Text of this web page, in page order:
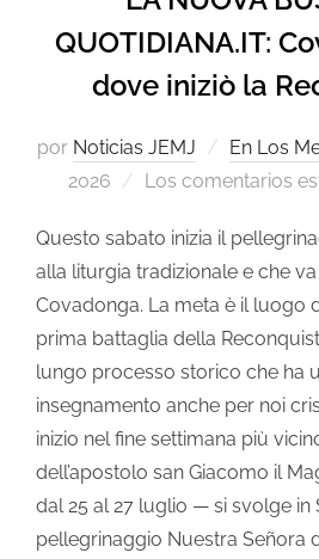
QUOTIDIANA.IT:
dove iniziò la
por Noticias JEMJ En Los
2026
Los comentarios
Questo sabato inizia il
alla liturgia tradizionale e che
Covadonga. La meta è il luogo
prima battaglia della
lungo processo storico che ha
insegnamento anche per noi
inizio nel fine settimana più
dell’apostolo san Giacomo il
dal 25 al 27 luglio — si svolge in
pellegrinaggio Nuestra Señora